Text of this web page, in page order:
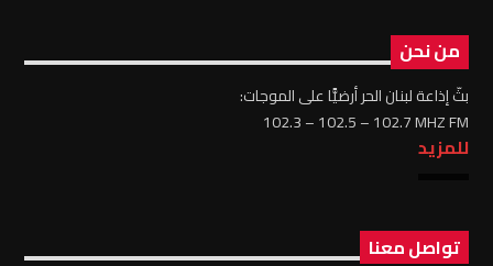
من نحن
بثّ إذاعة لبنان الحر أرضيًّا على الموجات:
102.3 – 102.5 – 102.7 MHZ FM
للمزيد
تواصل معنا